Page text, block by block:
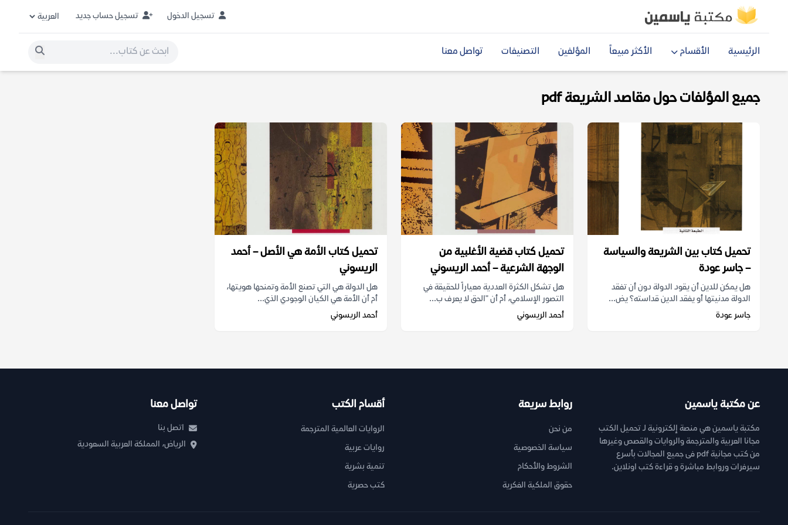
تسجيل الدخول تسجيل حساب جديد
الرئيسية الأقسام الأكثر مبيعاً المؤلفين التصنيفات تواصل معنا
جميع المؤلفات حول مقاصد الشريعة pdf
تحميل كتاب بين الشريعة والسياسة
– جاسر عودة
هل يمكن للدين أن يقود الدولة دون أن تفقد
الدولة مدنيتها أو يفقد الدين قداسته؟ يض...
جاسر عودة
تحميل كتاب قضية الأغلبية من
الوجهة الشرعية – أحمد الريسوني
هل تشكل الكثرة العددية معياراً للحقيقة في
التصور الإسلامي، أم أن "الحق لا يعرف ب...
أحمد الريسوني
تحميل كتاب الأمة هي الأصل – أحمد
الريسوني
هل الدولة هي التي تصنع الأمة وتمنحها هويتها،
أم أن الأمة هي الكيان الوجودي الذي...
أحمد الريسوني
عن مكتبة ياسمين
مكتبة ياسمين هي منصة إلكترونية لـ تحميل الكتب
مجانا العربية والمترجمة والروايات والقصص وغيرها
من كتب مجانية pdf فى جميع المجالات بأسرع
سيرفرات وروابط مباشرة و قراءة كتب اونلاين.
روابط سريعة
من نحن
سياسة الخصوصية
الشروط والأحكام
حقوق الملكية الفكرية
أقسام الكتب
الروايات العالمية المترجمة
روايات عربية
تنمية بشرية
كتب حصرية
تواصل معنا
اتصل بنا
الرياض، المملكة العربية السعودية